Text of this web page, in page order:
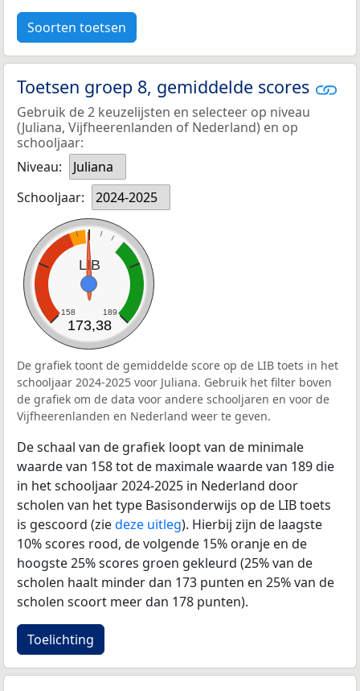
Soorten toetsen
Toetsen groep 8, gemiddelde scores
Gebruik de 2 keuzelijsten en selecteer op niveau
(Juliana, Vijfheerenlanden of Nederland) en op
schooljaar:
Niveau:
Juliana
Schooljaar:
2024-2025
LIB
158 189
173,38
De grafiek toont de gemiddelde score op de LIB toets in het
schooljaar 2024-2025 voor Juliana. Gebruik het filter boven
de grafiek om de data voor andere schooljaren en voor de
Vijfheerenlanden en Nederland weer te geven.
De schaal van de grafiek loopt van de minimale
waarde van 158 tot de maximale waarde van 189 die
in het schooljaar 2024-2025 in Nederland door
scholen van het type Basisonderwijs op de LIB toets
is gescoord (ziedeze uitleg). Hierbij zijn de laagste
10% scores rood, de volgende 15% oranje en de
hoogste 25% scores groen gekleurd (25% van de
scholen haalt minder dan 173 punten en 25% van de
scholen scoort meer dan 178 punten).
Toelichting